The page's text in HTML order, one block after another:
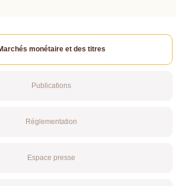
monétaire et des titres
Publications
Réglementation
Espace presse